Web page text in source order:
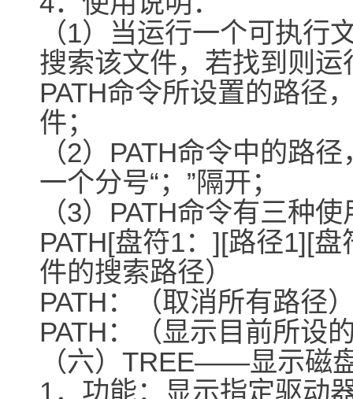
（1）当运行一个可执行
搜索该文件，若找到则
PATH命令所设置的路径
件；
（2）PATH命令中的路
一个分号“；”隔开；
（3）PATH命令有三种
PATH[盘符1：][路径1][
件的搜索路径）
PATH：（取消所有路径
PATH：（显示目前所设
（六）TREE――显示磁
1．功能：显示指定驱动